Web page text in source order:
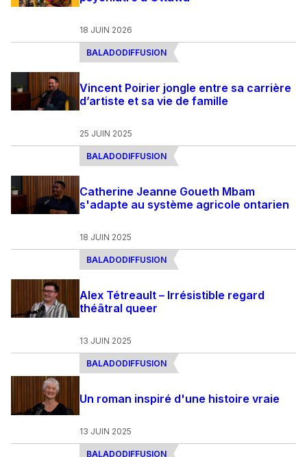
18 JUIN 2026
BALADODIFFUSION
Vincent Poirier jongle entre sa carrière
d’artiste et sa vie de famille
25 JUIN 2025
BALADODIFFUSION
Catherine Jeanne Goueth Mbam
s'adapte au système agricole ontarien
18 JUIN 2025
BALADODIFFUSION
Alex Tétreault – Irrésistible regard
théâtral queer
13 JUIN 2025
BALADODIFFUSION
Un roman inspiré d'une histoire vraie
13 JUIN 2025
BALADODIFFUSION